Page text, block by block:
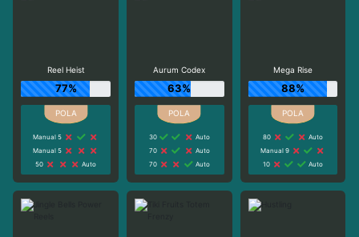
Reel Heist
77%
Manual 5
Manual 5
50
Auto
Aurum Codex
63%
30
Auto
70
Auto
70
Auto
Mega Rise
88%
80
Auto
Manual 9
10
Auto